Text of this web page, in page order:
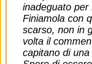
inadeguato per
Finiamola con
scarso, non in
volta il
capitano di